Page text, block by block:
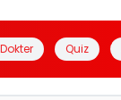
Quiz